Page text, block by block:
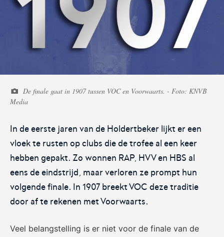
Hét platform voor
amateurvoetballend
Beker
Voor het laatste nieuws,
Eredivisie
De finale gaat in 1907 tussen VOC en Voorwaarts. - Foto: KNVB
Media
In de eerste jaren van de Holdertbeker lijkt er een
vloek te rusten op clubs die de trofee al een keer
hebben gepakt. Zo wonnen RAP, HVV en HBS al
eens de eindstrijd, maar verloren ze prompt hun
volgende finale. In 1907 breekt VOC deze traditie
door af te rekenen met Voorwaarts.
Veel belangstelling is er niet voor de finale van de